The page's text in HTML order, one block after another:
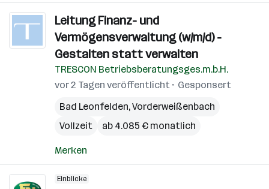
Leitung Finanz- und
Vermögensverwaltung (w/m/d) -
Gestalten statt verwalten
TRESCON Betriebsberatungsges.m.b.H.
vor 2 Tagen veröffentlicht
Gesponsert
Bad Leonfelden,Vorderweißenbach
Vollzeit
ab 4.085 € monatlich
Merken
Einblicke